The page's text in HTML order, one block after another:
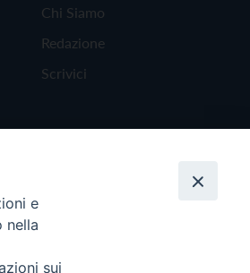
Chi Siamo
Redazione
Scrivici
e
nella
sui